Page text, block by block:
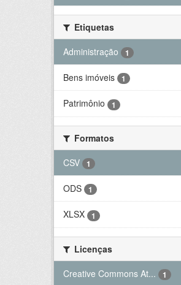
Etiquetas
Administração
1
Bens imóveis 1
Patrimônio 1
Formatos
CSV
1
ODS 1
XLSX 1
Licenças
Creative Commons At...
1